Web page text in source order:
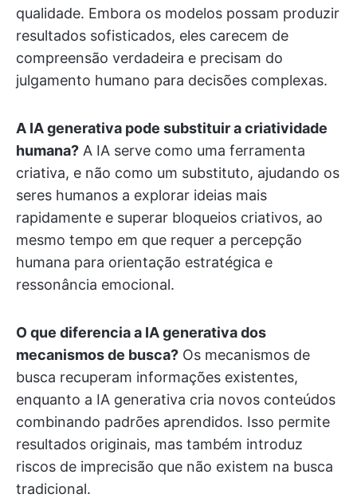
qualidade. Embora os modelos possam produzir
resultados sofisticados, eles carecem de
compreensão verdadeira e precisam do
julgamento humano para decisões complexas.
A IA generativa pode substituir a criatividade
humana? A IA serve como uma ferramenta
criativa, e não como um substituto, ajudando os
seres humanos a explorar ideias mais
rapidamente e superar bloqueios criativos, ao
mesmo tempo em que requer a percepção
humana para orientação estratégica e
ressonância emocional.
O que diferencia a IA generativa dos
mecanismos de busca? Os mecanismos de
busca recuperam informações existentes,
enquanto a IA generativa cria novos conteúdos
combinando padrões aprendidos. Isso permite
resultados originais, mas também introduz
riscos de imprecisão que não existem na busca
tradicional.